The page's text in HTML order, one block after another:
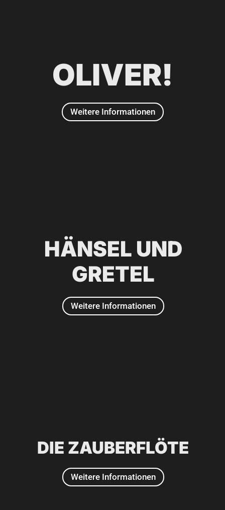
OLIVER!
Weitere Informationen
HÄNSEL UND
GRETEL
Weitere Informationen
DIE ZAUBERFLÖTE
Weitere Informationen